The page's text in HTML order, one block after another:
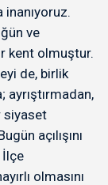
ve
kent olmuştur.
de, birlik
ayrıştırmadan,
siyaset
açılışını
İlçe
olmasını